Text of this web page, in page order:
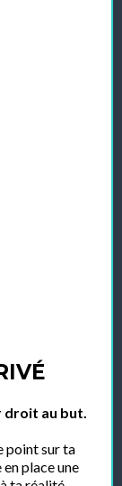
droit au but.
point sur ta
place une